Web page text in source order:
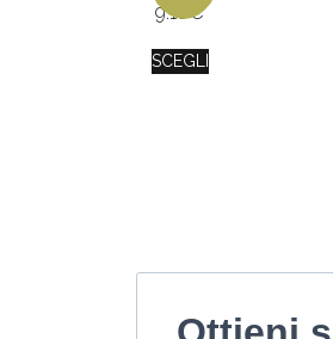
9.10€
SCEGLI